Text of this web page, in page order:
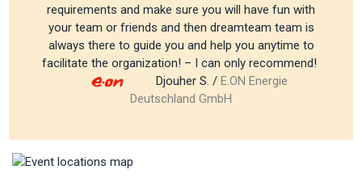
requirements and make sure you will have fun with
your team or friends and then dreamteam team is
always there to guide you and help you anytime to
facilitate the organization! – I can only recommend!
Djouher S. / E.ON Energie
Deutschland GmbH